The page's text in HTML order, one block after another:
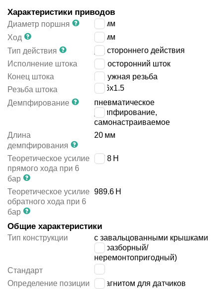
Характеристики приводов
Диаметр поршня
мм
Ход
мм
Тип действия
двустороннего действия
Исполнение штока
односторонний шток
Конец штока
наружная резьба
Резьба штока
M16x1.5
Демпфирование
пневматическое
демпфирование,
самонастраиваемое
Длина
демпфирования
20 мм
Теоретическое усилие
прямого хода при 6
бар
1178 Н
Теоретическое усилие
обратного хода при 6
бар
989.6 Н
Общие характеристики
Тип конструкции
с завальцованными крышками
(неразборный/
неремонтопригодный)
Стандарт
Определение позиции
с магнитом для датчиков